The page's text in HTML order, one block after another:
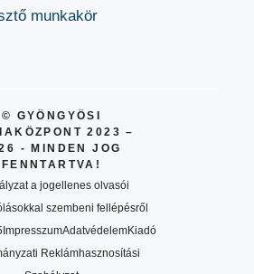
munkakör
© GYÖNGYÖSI
2023 –
- MINDEN JOG
FENNTARTVA!
a jogellenes olvasói
szembeni fellépésről
ImpresszumAdatvédelemKiadó
Reklámhasznosítási